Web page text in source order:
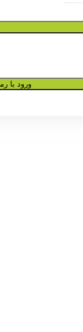
ورود با